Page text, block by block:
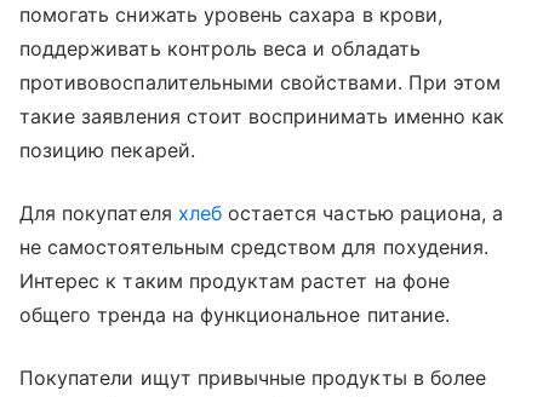
помогать снижать уровень сахара в крови,
поддерживать контроль веса и обладать
противовоспалительными свойствами. При этом
такие заявления стоит воспринимать именно как
позицию пекарей.
Для покупателя хлебостается частью рациона, а
не самостоятельным средством для похудения.
Интерес к таким продуктам растет на фоне
общего тренда на функциональное питание.
Покупатели ищут привычные продукты в более